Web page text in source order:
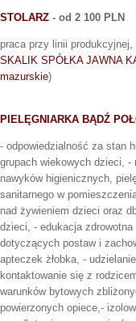
STOLARZ - od 2 100 PLN
praca przy linii
SKALIK SPÓŁKA JAWNA
mazurskie)
PIELĘGNIARKA BĄDŹ
- odpowiedzialność za stan
grupach wiekowych dzieci, -
nawyków higienicznych,
sanitarnego w
nad żywieniem dzieci oraz
dzieci, - edukacja
dotyczących postaw i
apteczek żłobka, -
kontaktowanie się z
warunków bytowych
powierzonych opiece,-